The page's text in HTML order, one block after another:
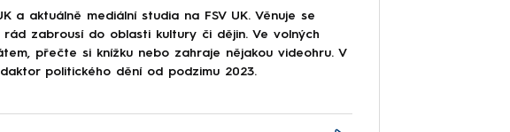
a aktuálně mediální studia na FSV UK. Věnuje se
zabrousí do oblasti kultury či dějin. Ve volných
přečte si knížku nebo zahraje nějakou videohru. V
politického dění od podzimu 2023.